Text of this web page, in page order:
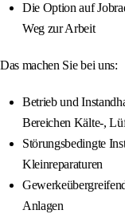
Die Option auf
Weg zur Arbeit
Das machen Sie bei uns:
Betrieb und
Bereichen Kälte-,
Störungsbedingte
Kleinreparaturen
Anlagen